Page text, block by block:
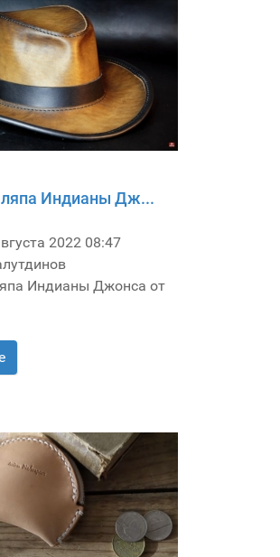
Индианы Дж...
2022 08:47
Индианы Джонса от